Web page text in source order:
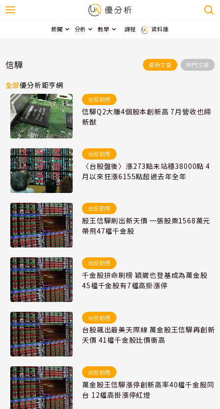
新聞 分析 教學 課程 資料庫
信驊 最新文章 熱門文章
全部優分析鉅亨網
台股動態
信驊Q2大賺4個股本創新高 7月營收也締
新猷
台股動態
〈台股盤後〉漲273點未站穩38000點 4
月以來狂漲6155點超過去年全年
台股動態
股王信驊刷出新天價 一張股票1568萬元
帶飛47檔千金股
台股動態
千金股拚命刷榜 穎崴也登基成為萬金股
45檔千金股有7檔高掛漲停
台股動態
台股飆出最美天際線 萬金股王信驊再創新
天價 41檔千金股比價衝高
台股動態
萬金股王信驊漲停創新高率40檔千金股同
台 12檔高掛漲停紅燈